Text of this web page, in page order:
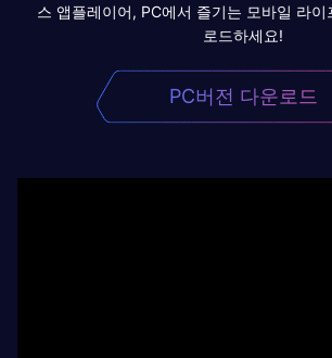
스 앱플레이어, PC에서 즐기는 모바일 라
로드하세요!
PC버전 다운로드